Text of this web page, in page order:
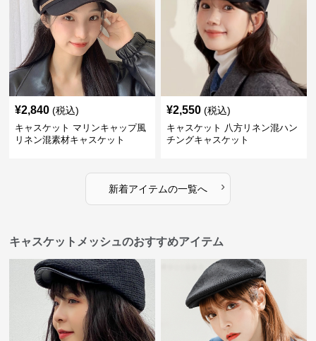
¥2,840 (税込)
キャスケット マリンキャップ風
リネン混素材キャスケット
¥2,550 (税込)
キャスケット 八方リネン混ハン
チングキャスケット
新着アイテムの一覧へ ›
キャスケットメッシュのおすすめアイテム